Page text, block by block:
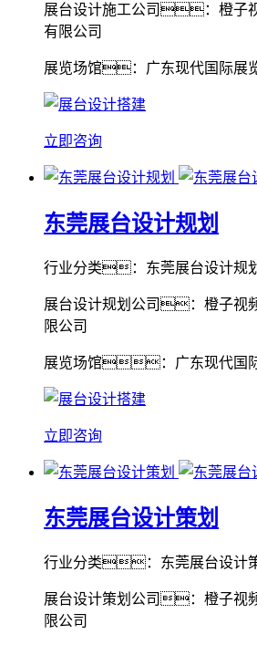
展台设计施工公司：橙子
有限公司
展览场馆：广东现代国际展
立即咨询
东莞展台设计规划
行业分类：东莞展台设计规
展台设计规划公司：橙子视
限公司
展览场馆：广东现代国
立即咨询
东莞展台设计策划
行业分类：东莞展台设计
展台设计策划公司：橙子视
限公司